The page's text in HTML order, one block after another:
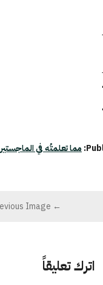
مما تعلمتُه في الماجستير
← Previous Image
اترك تعليقاً